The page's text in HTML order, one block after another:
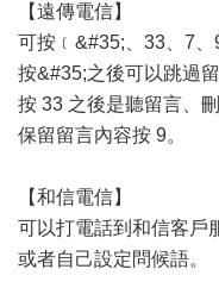
【遠傳電信】
可按﹝&#35;、33、7、
按&#35;之後可以跳過留
按 33 之後是聽留言、
保留留言內容按 9。
【和信電信】
可以打電話到和信客戶
或者自己設定問候語。